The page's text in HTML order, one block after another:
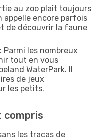
au zoo plaît toujours
appelle encore parfois
de découvrir la faune
Parmi les nombreux
tout en vous
WaterPark. Il
de jeux
les petits.
compris
les tracas de